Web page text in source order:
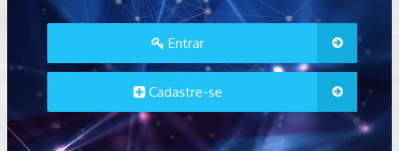
Entrar
Cadastre-se